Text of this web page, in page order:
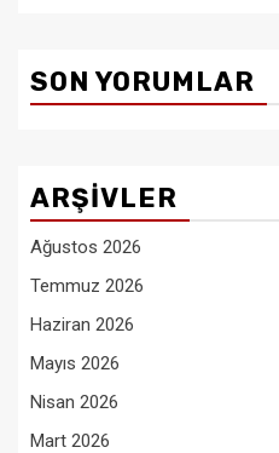
SON YORUMLAR
ARŞIVLER
Ağustos 2026
Temmuz 2026
Haziran 2026
Mayıs 2026
Nisan 2026
Mart 2026